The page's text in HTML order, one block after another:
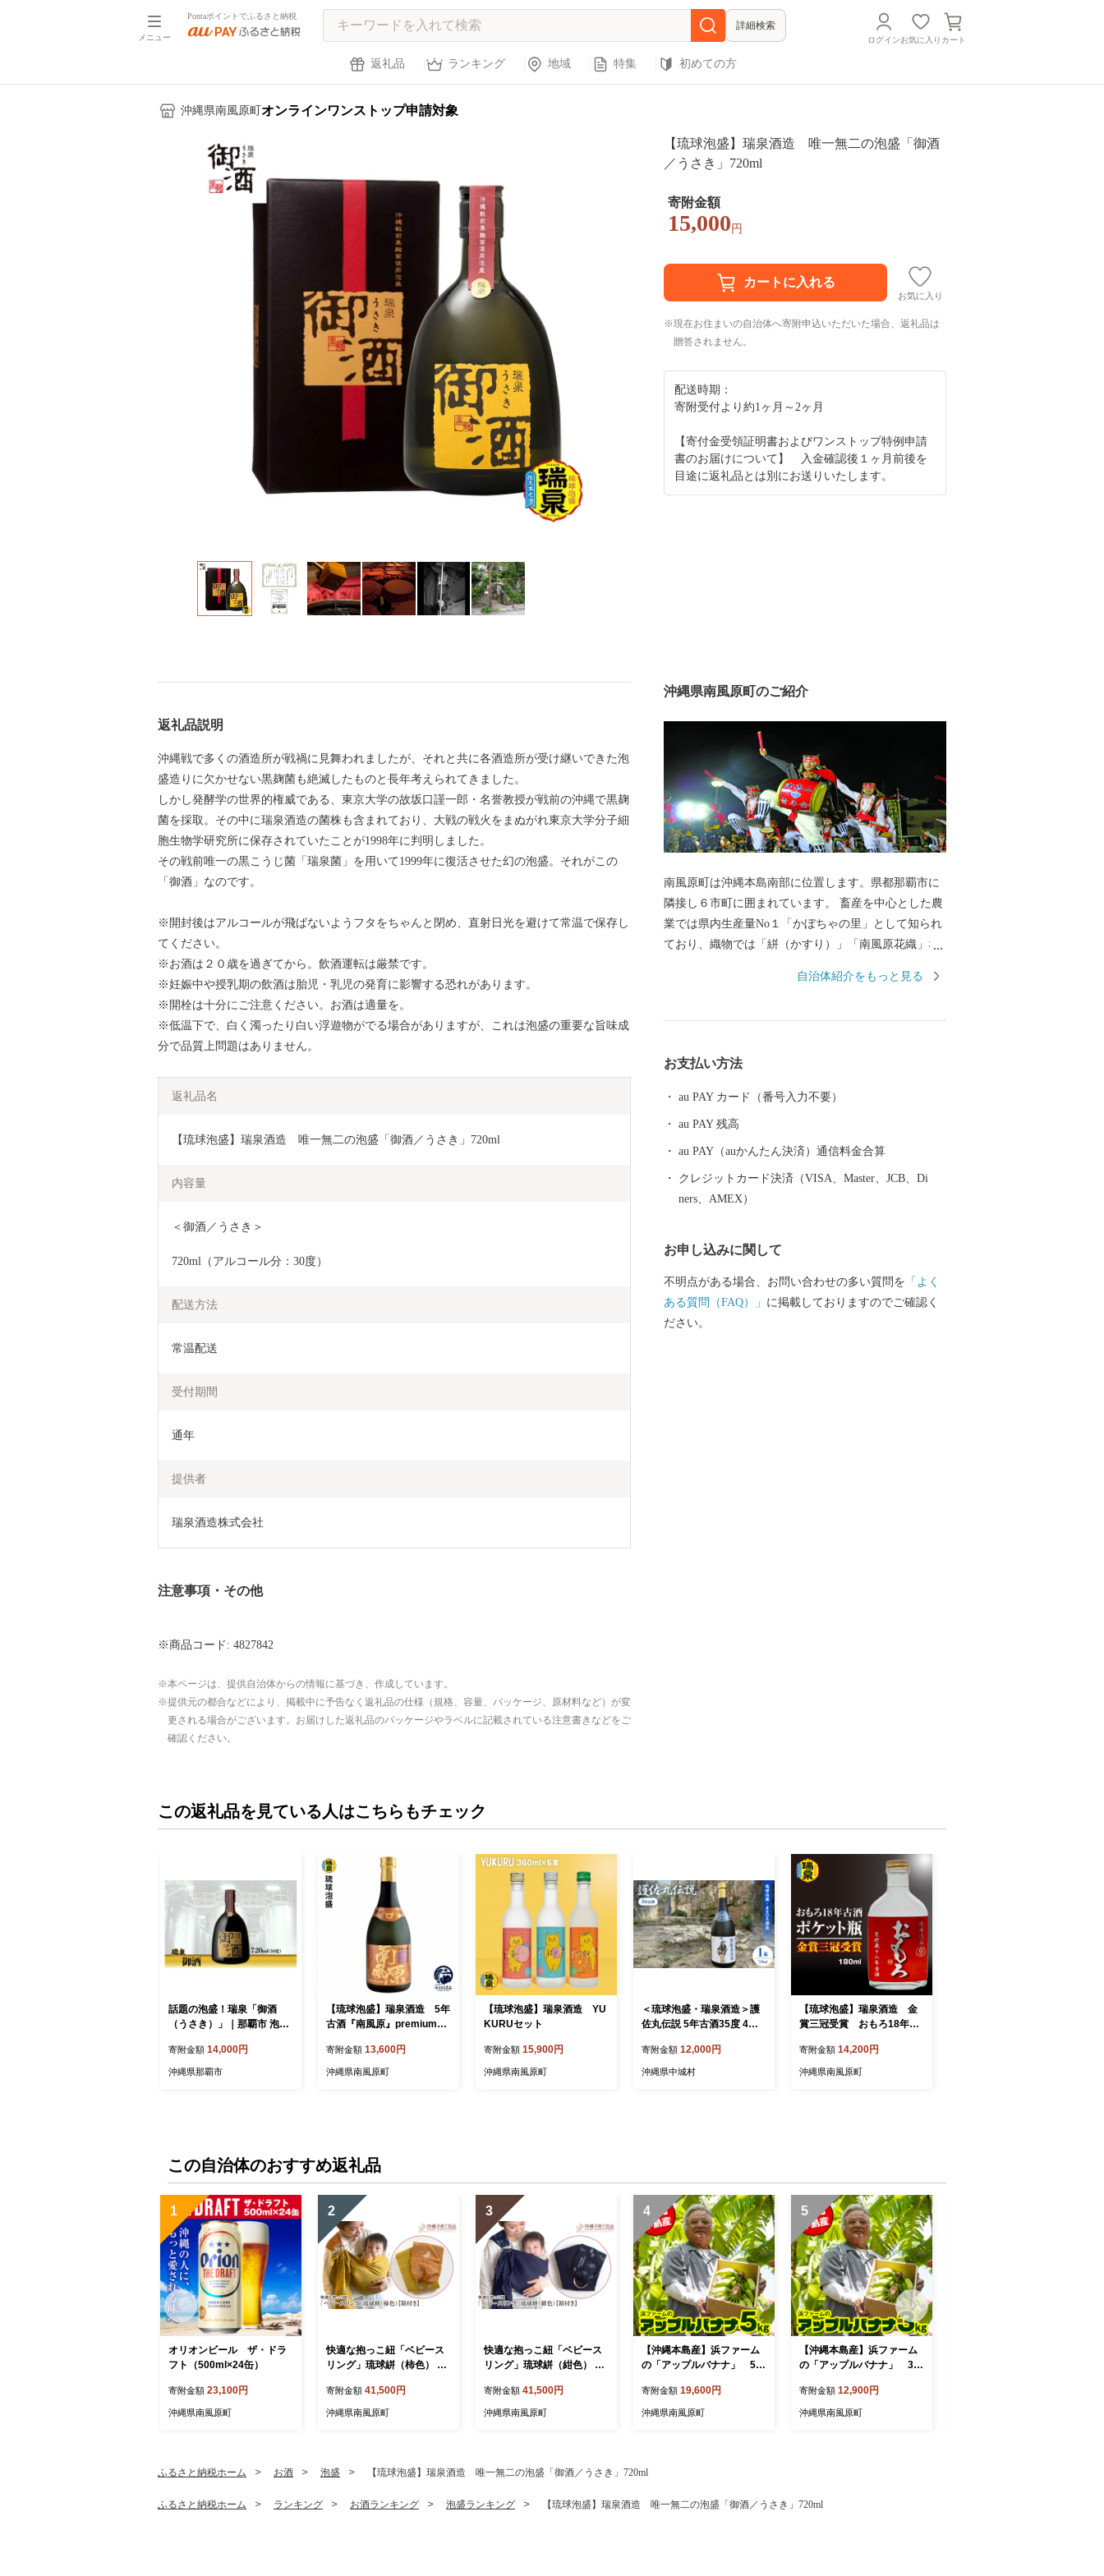
メニュー
Pontaポイントでふるさと納税
詳細検索
ログインお気に入り カート
返礼品 ランキング 地域 特集 初めての方
沖縄県南風原町 オンラインワンストップ申請対象
【琉球泡盛】瑞泉酒造 唯一無二の泡盛「御酒
／うさき」720ml
寄附金額
15,000 円
お気に入り
現在お住まいの自治体へ寄附申込いただいた場合、返礼品は
贈答されません。
配送時期：
寄附受付より約1ヶ月～2ヶ月
【寄付金受領証明書およびワンストップ特例申請
書のお届けについて】 入金確認後１ヶ月前後を
目途に返礼品とは別にお送りいたします。
返礼品説明
沖縄戦で多くの酒造所が戦禍に見舞われましたが、それと共に各酒造所が受け継いできた泡
盛造りに欠かせない黒麹菌も絶滅したものと長年考えられてきました。
しかし発酵学の世界的権威である、東京大学の故坂口謹一郎・名誉教授が戦前の沖縄で黒麹
菌を採取。その中に瑞泉酒造の菌株も含まれており、大戦の戦火をまぬがれ東京大学分子細
胞生物学研究所に保存されていたことが1998年に判明しました。
その戦前唯一の黒こうじ菌「瑞泉菌」を用いて1999年に復活させた幻の泡盛。それがこの
「御酒」なのです。
※開封後はアルコールが飛ばないようフタをちゃんと閉め、直射日光を避けて常温で保存し
てください。
※お酒は２０歳を過ぎてから。飲酒運転は厳禁です。
※妊娠中や授乳期の飲酒は胎児・乳児の発育に影響する恐れがあります。
※開栓は十分にご注意ください。お酒は適量を。
※低温下で、白く濁ったり白い浮遊物がでる場合がありますが、これは泡盛の重要な旨味成
分で品質上問題はありません。
返礼品名
【琉球泡盛】瑞泉酒造　唯一無二の泡盛「御酒／うさき」720ml
内容量
＜御酒／うさき＞
720ml（アルコール分：30度）
配送方法
常温配送
受付期間
通年
提供者
瑞泉酒造株式会社
注意事項・その他
※商品コード: 4827842
本ページは、提供自治体からの情報に基づき、作成しています。
提供元の都合などにより、掲載中に予告なく返礼品の仕様（規格、容量、パッケージ、原材料など）が変
更される場合がございます。お届けした返礼品のパッケージやラベルに記載されている注意書きなどをご
確認ください。
沖縄県南風原町のご紹介
南風原町は沖縄本島南部に位置します。県都那覇市に
隣接し６市町に囲まれています。 畜産を中心とした農
業では県内生産量No１「かぼちゃの里」として知られ
ており、織物では「絣（かすり）」「南風原花織」な
形民俗文化財に指定されるなど、豊かな自然と伝統文
自治体紹介をもっと見る
お支払い方法
au PAY カード（番号入力不要）
au PAY 残高
au PAY（auかんたん決済）通信料金合算
クレジットカード決済（VISA、Master、JCB、Di
ners、AMEX）
お申し込みに関して
不明点がある場合、お問い合わせの多い質問を 「よく
ある質問（FAQ）」 に掲載しておりますのでご確認く
ださい。
この返礼品を見ている人はこちらもチェック
話題の泡盛！瑞泉「御酒
（うさき）」｜那覇市 泡盛
地酒 純米 熟成
寄附金額 14,000円
沖縄県那覇市
【琉球泡盛】瑞泉酒造 5年
古酒『南風原』premium
寄附金額 13,600円
沖縄県南風原町
【琉球泡盛】瑞泉酒造 YU
KURUセット
寄附金額 15,900円
沖縄県南風原町
＜琉球泡盛・瑞泉酒造＞護
佐丸伝説 5年古酒35度 4合
寄附金額 12,000円
沖縄県中城村
【琉球泡盛】瑞泉酒造 金
賞三冠受賞 おもろ18年古
寄附金額 14,200円
沖縄県南風原町
この自治体のおすすめ返礼品
1
オリオンビール ザ・ドラ
フト（500ml×24缶）
寄附金額 23,100円
沖縄県南風原町
2
快適な抱っこ紐「ベビース
リング」琉球絣（柿色） ベ
き】
寄附金額 41,500円
沖縄県南風原町
3
快適な抱っこ紐「ベビース
リング」琉球絣（紺色） ベ
き】
寄附金額 41,500円
沖縄県南風原町
4
【沖縄本島産】浜ファーム
の「アップルバナナ」 5k
寄附金額 19,600円
沖縄県南風原町
5
【沖縄本島産】浜ファーム
の「アップルバナナ」 3k
寄附金額 12,900円
沖縄県南風原町
ふるさと納税ホーム お酒 泡盛 【琉球泡盛】瑞泉酒造 唯一無二の泡盛「御酒／うさき」720ml
ふるさと納税ホーム ランキング お酒ランキング 泡盛ランキング 【琉球泡盛】瑞泉酒造 唯一無二の泡盛「御酒／うさき」720ml